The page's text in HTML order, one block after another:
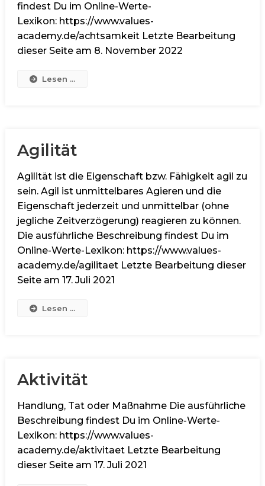
findest Du im Online-Werte-
Lexikon: https://www.values-
academy.de/achtsamkeit Letzte Bearbeitung
dieser Seite am 8. November 2022
Lesen ...
Agilität
Agilität ist die Eigenschaft bzw. Fähigkeit agil zu
sein. Agil ist unmittelbares Agieren und die
Eigenschaft jederzeit und unmittelbar (ohne
jegliche Zeitverzögerung) reagieren zu können.
Die ausführliche Beschreibung findest Du im
Online-Werte-Lexikon: https://www.values-
academy.de/agilitaet Letzte Bearbeitung dieser
Seite am 17. Juli 2021
Lesen ...
Aktivität
Handlung, Tat oder Maßnahme Die ausführliche
Beschreibung findest Du im Online-Werte-
Lexikon: https://www.values-
academy.de/aktivitaet Letzte Bearbeitung
dieser Seite am 17. Juli 2021